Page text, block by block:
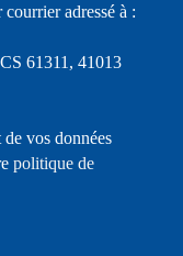
adressé à :
61311, 41013
vos données
politique de